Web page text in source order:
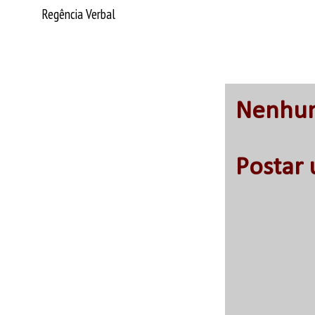
Postar
Regência Verbal